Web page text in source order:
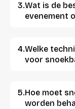
Wat is de
evenement
Welke
voor
Hoe moet
worden